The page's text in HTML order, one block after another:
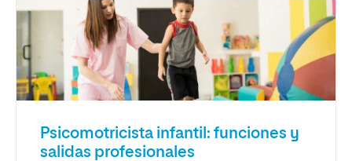
Psicomotricista infantil: funciones y
salidas profesionales